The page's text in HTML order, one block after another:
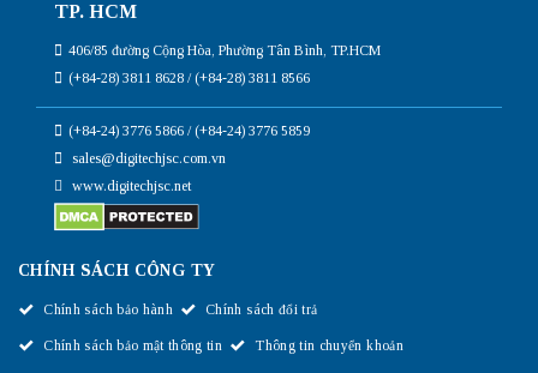
TP. HCM
406/85 đường Cộng Hòa, Phường Tân Bình, TP.HCM
(+84-28) 3811 8628 / (+84-28) 3811 8566
(+84-24) 3776 5866 / (+84-24) 3776 5859
sales@digitechjsc.com.vn
www.digitechjsc.net
CHÍNH SÁCH CÔNG TY
Chính sách bảo hành Chính sách đổi trả
Chính sách bảo mật thông tin Thông tin chuyển khoản